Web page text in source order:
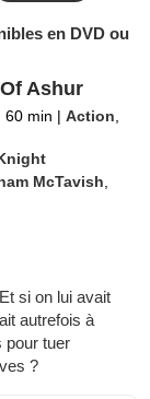
en DVD ou
Ashur
60 min | Action
McTavish
si on lui avait
autrefois à
pour tuer
?